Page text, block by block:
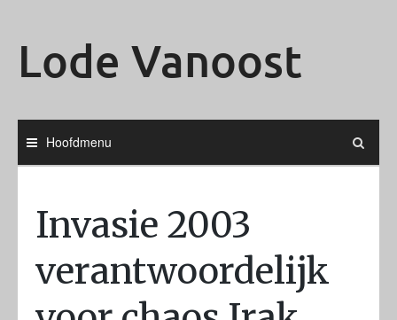
Lode Vanoost
Hoofdmenu
Invasie 2003
verantwoordelijk